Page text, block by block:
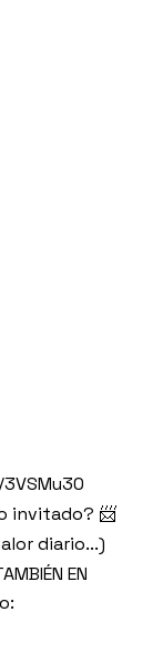
invitado? 📨
diario...)
EN